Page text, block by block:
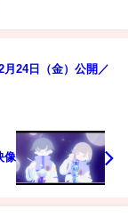
月24日（金）公開／
像